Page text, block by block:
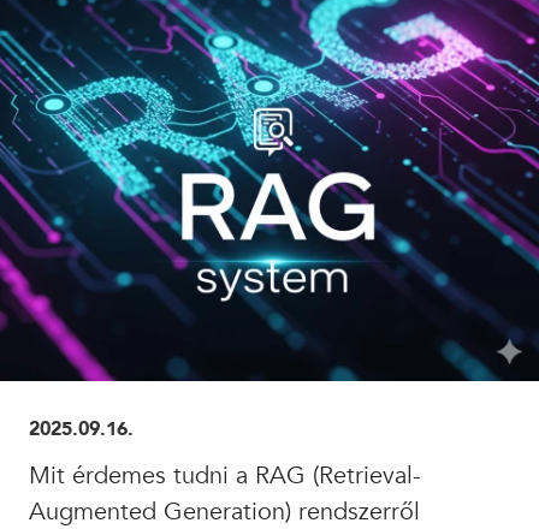
ELOLVASOM
2025.09.16.
Mit érdemes tudni a RAG (Retrieval-
Augmented Generation) rendszerről